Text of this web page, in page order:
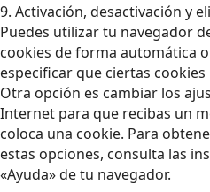
9. Activación, desactivación y
Puedes utilizar tu navegador
cookies de forma automática
especificar que ciertas
Otra opción es cambiar los
Internet para que recibas un
coloca una cookie. Para
estas opciones, consulta las
«Ayuda» de tu navegador.